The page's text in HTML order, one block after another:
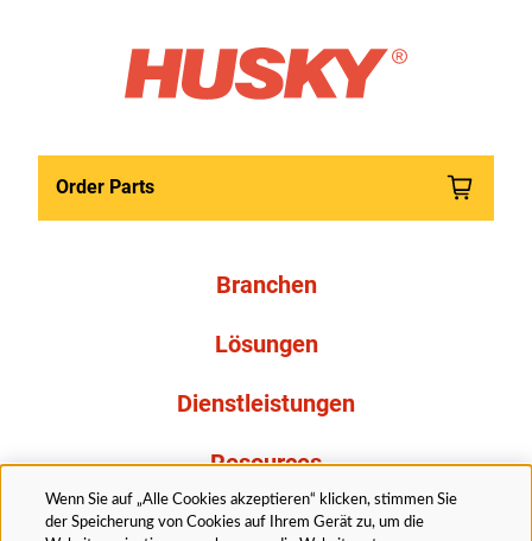
Order Parts
Branchen
Lösungen
Dienstleistungen
Resources
Über uns
Wenn Sie auf „Alle Cookies akzeptieren“ klicken, stimmen Sie
der Speicherung von Cookies auf Ihrem Gerät zu, um die